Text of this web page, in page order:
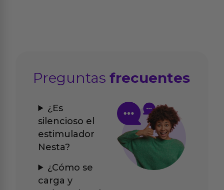
Preguntasfrecuentes
¿Es
silencioso el
estimulador
Nesta?
¿Cómo se
carga y